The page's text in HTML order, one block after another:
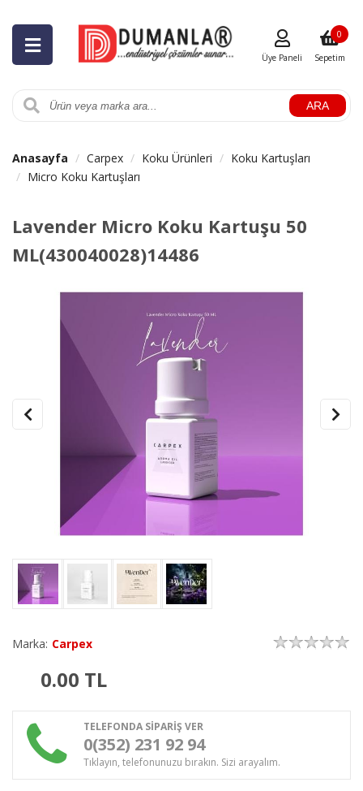
ARA
Üye Paneli Sepetim
0
Anasayfa Carpex Koku Ürünleri
Koku Kartuşları
Micro Koku Kartuşları
Lavender Micro Koku Kartuşu 50
ML(430040028)14486
Marka: Carpex
0.00 TL
TELEFONDA SİPARİŞ VER
0(352) 231 92 94
Tıklayın, telefonunuzu bırakın. Sizi arayalım.